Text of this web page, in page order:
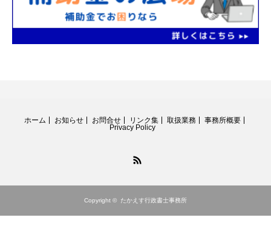
ホーム お知らせ お問合せ リンク集 取扱業務
事務所概要
Privacy Policy
Copyright © たかえす行政書士事務所